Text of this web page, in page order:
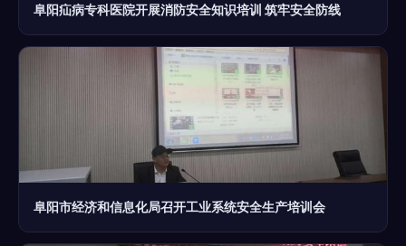
阜阳疝病专科医院开展消防安全知识培训 筑牢安全防线
阜阳市经济和信息化局召开工业系统安全生产培训会